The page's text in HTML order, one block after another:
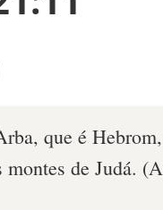
que é
montes de Judá.